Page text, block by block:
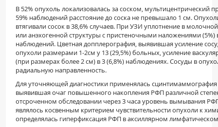
В 52% опухоль локализовалась за соском, мультицентрический
59% наблюдений расстояние до соска не превышало 1 см.
втягивали сосок в 38,6% случаев. При УЗИ уплотнение в
или анэхогенной структуры с пристеночными наложениями (5%)
наблюдений. Цветная допплерография, выявившая усиление
опухоли размерами 1-2см у 13 (29,5%) больных, усиление
(при размерах более 2 см) в 3 (6,8%) наблюдениях. Сосуды в
радиальную направленность.
Для уточняющей диагностики применялась сцинтимаммография
выявившая очаг повышенного накопления РФП различной
отсроченном обследовании через 3 часа уровень вымывания
являлось косвенным критерием чувствительности опухоли к
определялась гиперфиксация РФП в аксиллярном